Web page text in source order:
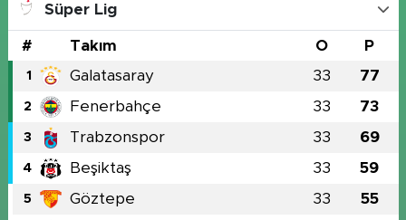
Süper Lig
# Takım O P
1 Galatasaray 33 77
2 Fenerbahçe 33 73
3 Trabzonspor 33 69
4 Beşiktaş 33 59
5 Göztepe 33 55